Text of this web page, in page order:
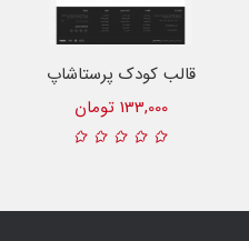
قالب کودک پرستاشاپ
133,000 تومان